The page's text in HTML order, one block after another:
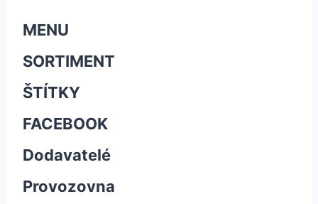
MENU
SORTIMENT
ŠTÍTKY
FACEBOOK
Dodavatelé
Provozovna